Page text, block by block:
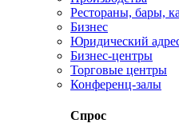
Рестораны, бары,
Бизнес
Юридический
Бизнес-центры
Торговые центры
Конференц-залы
Спрос